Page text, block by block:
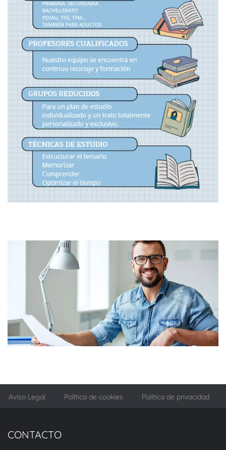
Aviso Legal Política de cookies Política de privacidad
CONTACTO